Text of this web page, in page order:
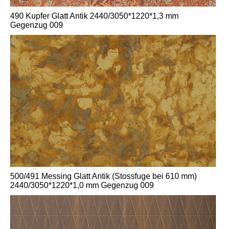
490 Kupfer Glatt Antik 2440/3050*1220*1,3 mm
Gegenzug 009
500/491 Messing Glatt Antik (Stossfuge bei 610 mm)
2440/3050*1220*1,0 mm Gegenzug 009